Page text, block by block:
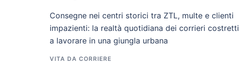
Consegne nei centri storici tra ZTL, multe e clienti
impazienti: la realtà quotidiana dei corrieri costretti
a lavorare in una giungla urbana
VITA DA CORRIERE